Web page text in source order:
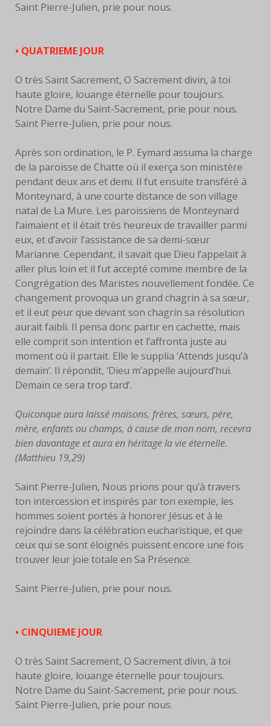
Saint Pierre-Julien, prie pour nous.
• QUATRIEME JOUR
O très Saint Sacrement, O Sacrement divin, à toi
haute gloire, louange éternelle pour toujours.
Notre Dame du Saint-Sacrement, prie pour nous.
Saint Pierre-Julien, prie pour nous.
Après son ordination, le P. Eymard assuma la charge
de la paroisse de Chatte où il exerça son ministère
pendant deux ans et demi. Il fut ensuite transféré à
Monteynard, à une courte distance de son village
natal de La Mure. Les paroissiens de Monteynard
l’aimaient et il était très heureux de travailler parmi
eux, et d’avoir l’assistance de sa demi-sœur
Marianne. Cependant, il savait que Dieu l’appelait à
aller plus loin et il fut accepté comme membre de la
Congrégation des Maristes nouvellement fondée. Ce
changement provoqua un grand chagrin à sa sœur,
et il eut peur que devant son chagrin sa résolution
aurait faibli. Il pensa donc partir en cachette, mais
elle comprit son intention et l’affronta juste au
moment où il partait. Elle le supplia ‘Attends jusqu’à
demain’. Il répondit, ‘Dieu m’appelle aujourd’hui.
Demain ce sera trop tard’.
Quiconque aura laissé maisons, frères, sœurs, père,
mère, enfants ou champs, à cause de mon nom, recevra
bien davantage et aura en héritage la vie éternelle.
(Matthieu 19,29)
Saint Pierre-Julien, Nous prions pour qu’à travers
ton intercession et inspirés par ton exemple, les
hommes soient portés à honorer Jésus et à le
rejoindre dans la célébration eucharistique, et que
ceux qui se sont éloignés puissent encore une fois
trouver leur joie totale en Sa Présence.
Saint Pierre-Julien, prie pour nous.
• CINQUIEME JOUR
O très Saint Sacrement, O Sacrement divin, à toi
haute gloire, louange éternelle pour toujours.
Notre Dame du Saint-Sacrement, prie pour nous.
Saint Pierre-Julien, prie pour nous.